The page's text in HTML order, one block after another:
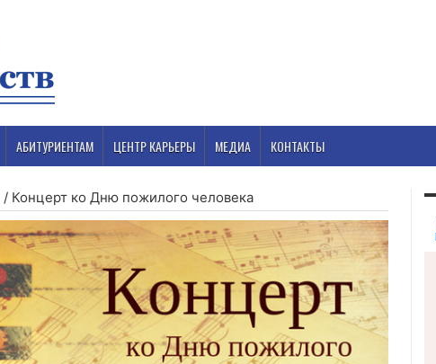
АБИТУРИЕНТАМ ЦЕНТР КАРЬЕРЫ МЕДИА КОНТАКТЫ
/ Концерт ко Дню пожилого человека